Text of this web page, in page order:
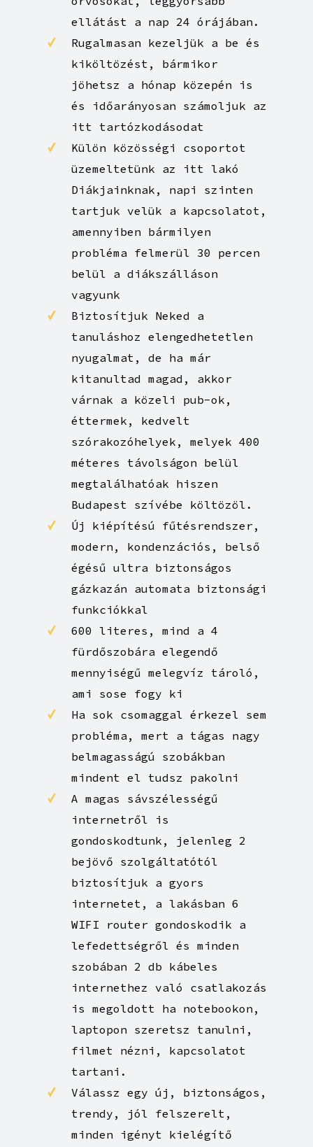
ellátást a nap 24 órájában.
Rugalmasan kezeljük a be és
kiköltözést, bármikor
jöhetsz a hónap közepén is
és időarányosan számoljuk az
itt tartózkodásodat
Külön közösségi csoportot
üzemeltetünk az itt lakó
Diákjainknak, napi szinten
tartjuk velük a kapcsolatot,
amennyiben bármilyen
probléma felmerül 30 percen
belül a diákszálláson
vagyunk
Biztosítjuk Neked a
tanuláshoz elengedhetetlen
nyugalmat, de ha már
kitanultad magad, akkor
várnak a közeli pub-ok,
éttermek, kedvelt
szórakozóhelyek, melyek 400
méteres távolságon belül
megtalálhatóak hiszen
Budapest szívébe költözöl.
Új kiépítésú fűtésrendszer,
modern, kondenzációs, belső
égésű ultra biztonságos
gázkazán automata biztonsági
funkciókkal
600 literes, mind a 4
fürdőszobára elegendő
mennyiségű melegvíz tároló,
ami sose fogy ki
Ha sok csomaggal érkezel sem
probléma, mert a tágas nagy
belmagasságú szobákban
mindent el tudsz pakolni
A magas sávszélességű
internetről is
gondoskodtunk, jelenleg 2
bejövő szolgáltatótól
biztosítjuk a gyors
internetet, a lakásban 6
WIFI router gondoskodik a
lefedettségről és minden
szobában 2 db kábeles
internethez való csatlakozás
is megoldott ha notebookon,
laptopon szeretsz tanulni,
filmet nézni, kapcsolatot
tartani.
Válassz egy új, biztonságos,
trendy, jól felszerelt,
minden igényt kielégítő